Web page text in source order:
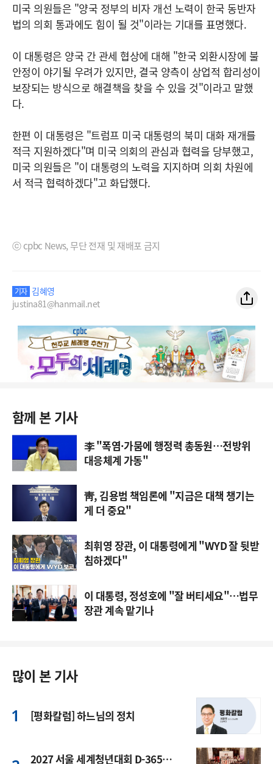
미국 의원들은 "양국 정부의 비자 개선 노력이 한국 동반자
법의 의회 통과에도 힘이 될 것"이라는 기대를 표명했다.
이 대통령은 양국 간 관세 협상에 대해 "한국 외환시장에 불
안정이 야기될 우려가 있지만, 결국 양측이 상업적 합리성이
보장되는 방식으로 해결책을 찾을 수 있을 것"이라고 말했
다.
한편 이 대통령은 "트럼프 미국 대통령의 북미 대화 재개를
적극 지원하겠다"며 미국 의회의 관심과 협력을 당부했고,
미국 의원들은 "이 대통령의 노력을 지지하며 의회 차원에
서 적극 협력하겠다"고 화답했다.
ⓒ cpbc News, 무단 전재 및 재배포 금지
기자 김혜영
justina81@hanmail.net
함께 본 기사
李 "폭염·가뭄에 행정력 총동원…전방위
대응체계 가동"
靑, 김용범 책임론에 "지금은 대책 챙기는
게 더 중요"
최휘영 장관, 이 대통령에게 "WYD 잘 뒷받
침하겠다"
이 대통령, 정성호에 "잘 버티세요"…법무
장관 계속 맡기나
많이 본 기사
[평화칼럼] 하느님의 정치
2027 서울 세계청년대회 D-365…